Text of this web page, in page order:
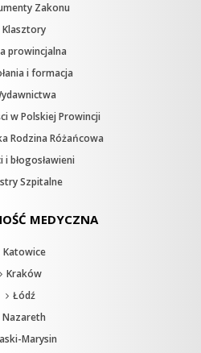
Zakonu
Klasztory
prowincjalna
i formacja
w Polskiej Prowincji
Rodzina Różańcowa
i błogosławieni
Szpitalne
MEDYCZNA
Katowice
Kraków
Łódź
Nazareth
Marysin